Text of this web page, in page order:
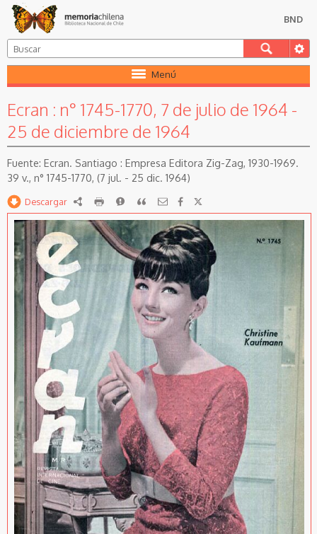
BND
Menú
Ecran : n° 1745-1770, 7 de julio de 1964 -
25 de diciembre de 1964
Ecran. Santiago : Empresa Editora Zig-Zag, 1930-1969.
39 v., n° 1745-1770, (7 jul. - 25 dic. 1964)
Descargar RDF imprimirReportarCitar